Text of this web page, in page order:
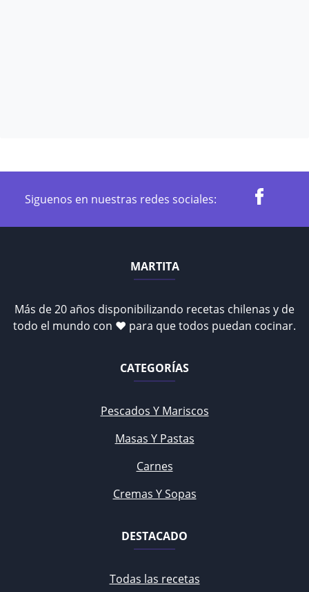
Siguenos en nuestras redes sociales:
MARTITA
Más de 20 años disponibilizando recetas chilenas y de
todo el mundo con ♥ para que todos puedan cocinar.
CATEGORÍAS
Pescados Y Mariscos
Masas Y Pastas
Carnes
Cremas Y Sopas
DESTACADO
Todas las recetas